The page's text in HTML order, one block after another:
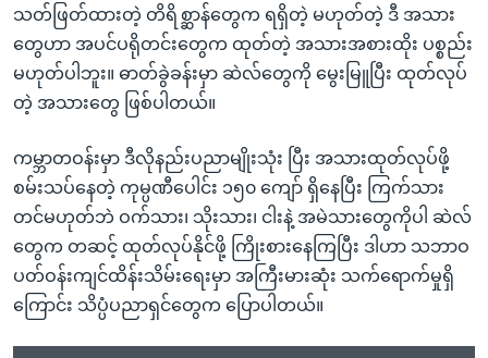
သတ်ဖြတ်ထားတဲ့ တိရိစ္ဆာန်တွေက ရရှိတဲ့ မဟုတ်တဲ့ ဒီ အသား
တွေဟာ အပင်ပရိုတင်းတွေက ထုတ်တဲ့ အသားအစားထိုး ပစ္စည်း
မဟုတ်ပါဘူး။ ဓာတ်ခွဲခန်းမှာ ဆဲလ်တွေကို မွေးမြူပြီး ထုတ်လုပ်
တဲ့ အသားတွေ ဖြစ်ပါတယ်။
ကမ္ဘာတဝန်းမှာ ဒီလိုနည်းပညာမျိုးသုံး ပြီး အသားထုတ်လုပ်ဖို့
စမ်းသပ်နေတဲ့ ကုမ္ပဏီပေါင်း ၁၅၀ ကျော် ရှိနေပြီး ကြက်သား
တင်မဟုတ်ဘဲ ဝက်သား၊ သိုးသား၊ ငါးနဲ့ အမဲသားတွေကိုပါ ဆဲလ်
တွေက တဆင့် ထုတ်လုပ်နိုင်ဖို့ ကြိုးစားနေကြပြီး ဒါဟာ သဘာဝ
ပတ်ဝန်းကျင်ထိန်းသိမ်းရေးမှာ အကြီးမားဆုံး သက်ရောက်မှုရှိ
ကြောင်း သိပ္ပံပညာရှင်တွေက ပြောပါတယ်။